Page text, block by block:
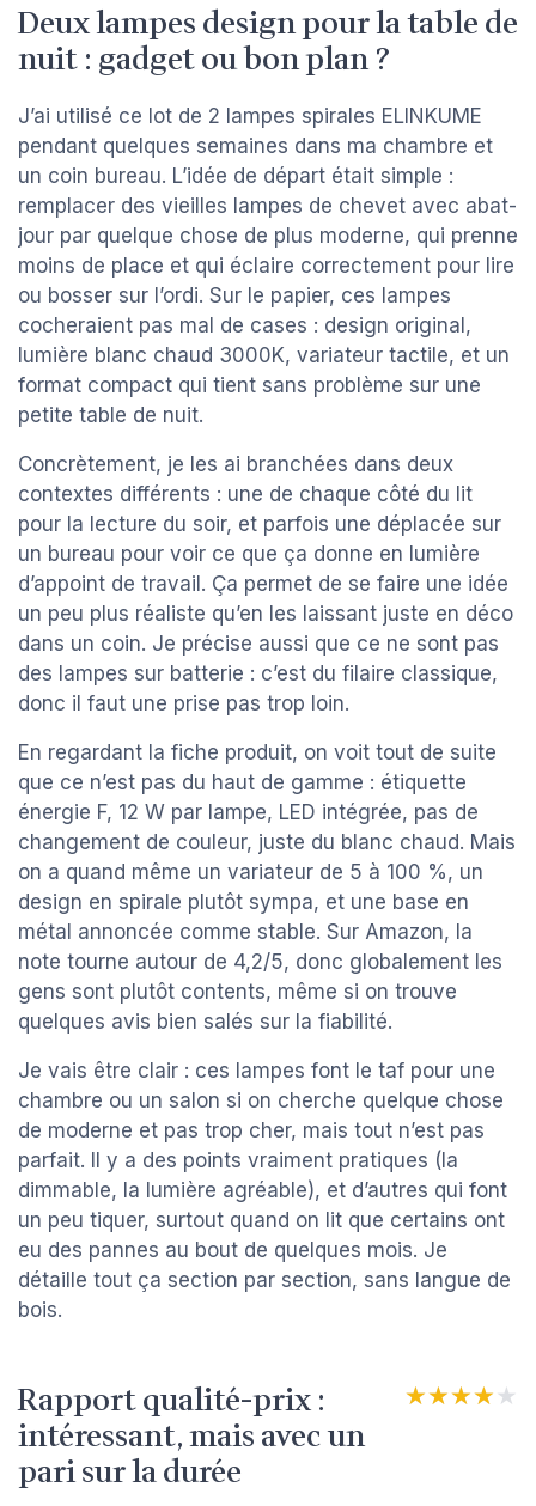
Deux lampes design pour la table de
nuit : gadget ou bon plan ?
J’ai utilisé ce lot de 2 lampes spirales ELINKUME
pendant quelques semaines dans ma chambre et
un coin bureau. L’idée de départ était simple :
remplacer des vieilles lampes de chevet avec abat-
jour par quelque chose de plus moderne, qui prenne
moins de place et qui éclaire correctement pour lire
ou bosser sur l’ordi. Sur le papier, ces lampes
cocheraient pas mal de cases : design original,
lumière blanc chaud 3000K, variateur tactile, et un
format compact qui tient sans problème sur une
petite table de nuit.
Concrètement, je les ai branchées dans deux
contextes différents : une de chaque côté du lit
pour la lecture du soir, et parfois une déplacée sur
un bureau pour voir ce que ça donne en lumière
d’appoint de travail. Ça permet de se faire une idée
un peu plus réaliste qu’en les laissant juste en déco
dans un coin. Je précise aussi que ce ne sont pas
des lampes sur batterie : c’est du filaire classique,
donc il faut une prise pas trop loin.
En regardant la fiche produit, on voit tout de suite
que ce n’est pas du haut de gamme : étiquette
énergie F, 12 W par lampe, LED intégrée, pas de
changement de couleur, juste du blanc chaud. Mais
on a quand même un variateur de 5 à 100 %, un
design en spirale plutôt sympa, et une base en
métal annoncée comme stable. Sur Amazon, la
note tourne autour de 4,2/5, donc globalement les
gens sont plutôt contents, même si on trouve
quelques avis bien salés sur la fiabilité.
Je vais être clair : ces lampes font le taf pour une
chambre ou un salon si on cherche quelque chose
de moderne et pas trop cher, mais tout n’est pas
parfait. Il y a des points vraiment pratiques (la
dimmable, la lumière agréable), et d’autres qui font
un peu tiquer, surtout quand on lit que certains ont
eu des pannes au bout de quelques mois. Je
détaille tout ça section par section, sans langue de
bois.
Rapport qualité-prix :
intéressant, mais avec un
pari sur la durée
★★★★★
★★★★★